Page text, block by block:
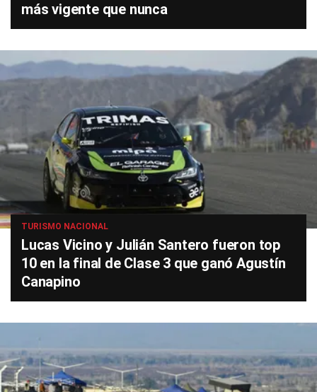
más vigente que nunca
TURISMO NACIONAL
Lucas Vicino y Julián Santero fueron top
10 en la final de Clase 3 que ganó Agustín
Canapino